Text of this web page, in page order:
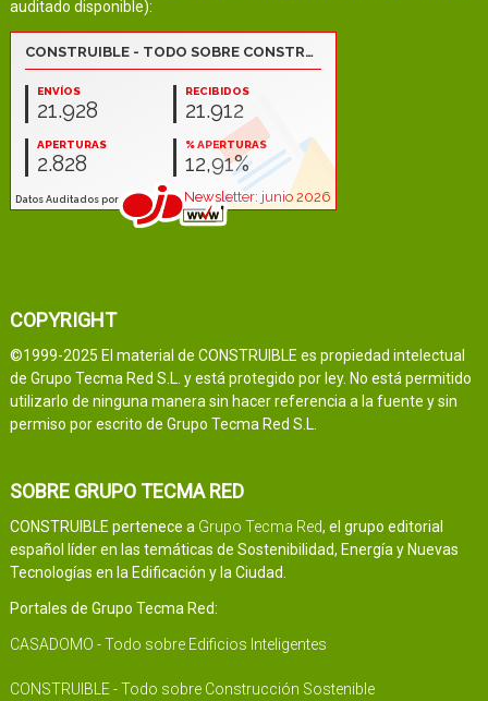
auditado disponible):
COPYRIGHT
©1999-2025 El material de CONSTRUIBLE es propiedad intelectual
de Grupo Tecma Red S.L. y está protegido por ley. No está permitido
utilizarlo de ninguna manera sin hacer referencia a la fuente y sin
permiso por escrito de Grupo Tecma Red S.L.
SOBRE GRUPO TECMA RED
CONSTRUIBLE pertenece a Grupo Tecma Red, el grupo editorial
español líder en las temáticas de Sostenibilidad, Energía y Nuevas
Tecnologías en la Edificación y la Ciudad.
Portales de Grupo Tecma Red:
CASADOMO - Todo sobre Edificios Inteligentes
CONSTRUIBLE - Todo sobre Construcción Sostenible